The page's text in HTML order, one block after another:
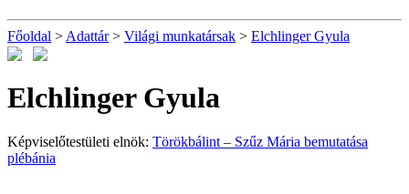
Főoldal > Adattár> Világi munkatársak > Elchlinger Gyula
Elchlinger Gyula
Képviselőtestületi elnök: Törökbálint – Szűz Mária bemutatása
plébánia